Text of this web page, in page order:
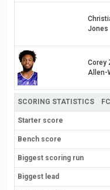
Jones
Corey
Allen-
SCORING STATISTICS
Starter score
Bench score
Biggest scoring run
Biggest lead